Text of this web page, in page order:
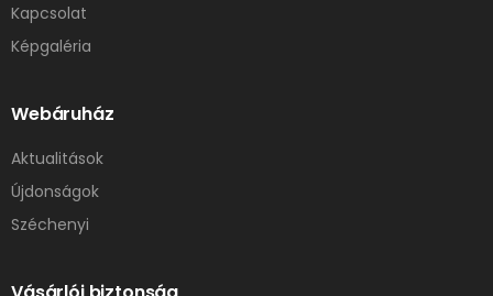
Kapcsolat
Képgaléria
Webáruház
Aktualitások
Újdonságok
Széchenyi